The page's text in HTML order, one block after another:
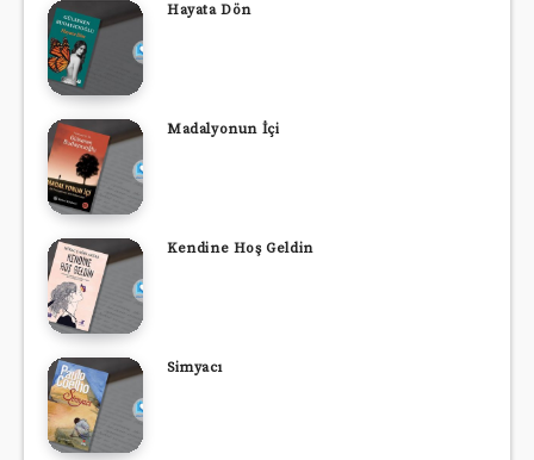
Hayata Dön
Madalyonun İçi
Kendine Hoş Geldin
Simyacı